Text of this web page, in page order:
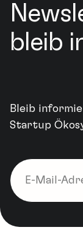
bleib
Bleib
Startup